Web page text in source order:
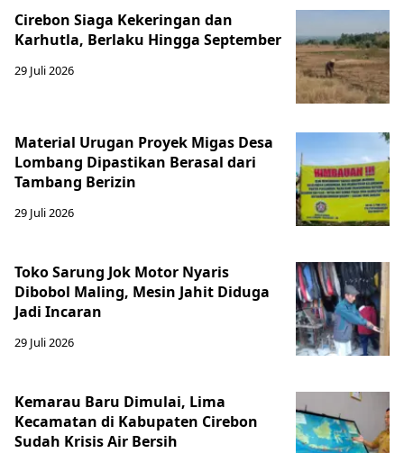
Cirebon Siaga Kekeringan dan
Karhutla, Berlaku Hingga September
29 Juli 2026
Material Urugan Proyek Migas Desa
Lombang Dipastikan Berasal dari
Tambang Berizin
29 Juli 2026
Toko Sarung Jok Motor Nyaris
Dibobol Maling, Mesin Jahit Diduga
Jadi Incaran
29 Juli 2026
Kemarau Baru Dimulai, Lima
Kecamatan di Kabupaten Cirebon
Sudah Krisis Air Bersih